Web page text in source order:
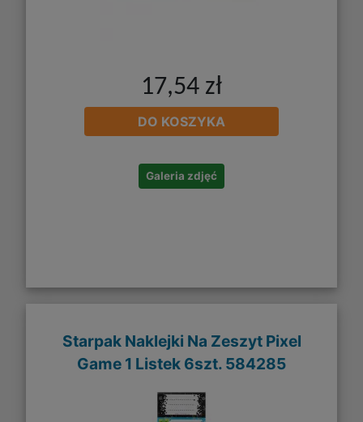
17,54 zł
DO KOSZYKA
Galeria zdjęć
Starpak Naklejki Na Zeszyt Pixel
Game 1 Listek 6szt. 584285